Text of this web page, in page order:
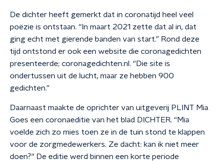
De dichter heeft gemerkt dat in coronatijd heel veel
poëzie is ontstaan. “In maart 2021 zette dat al in, dat
ging echt met gierende banden van start.” Rond deze
tijd ontstond er ook een website die coronagedichten
presenteerde; coronagedichten.nl. “Die site is
ondertussen uit de lucht, maar ze hebben 900
gedichten.”
Daarnaast maakte de oprichter van uitgeverij PLINT Mia
Goes een coronaeditie van het blad DICHTER. “Mia
voelde zich zo mies toen ze in de tuin stond te klappen
voor de zorgmedewerkers. Ze dacht: kan ik niet meer
doen?” De editie werd binnen een korte periode